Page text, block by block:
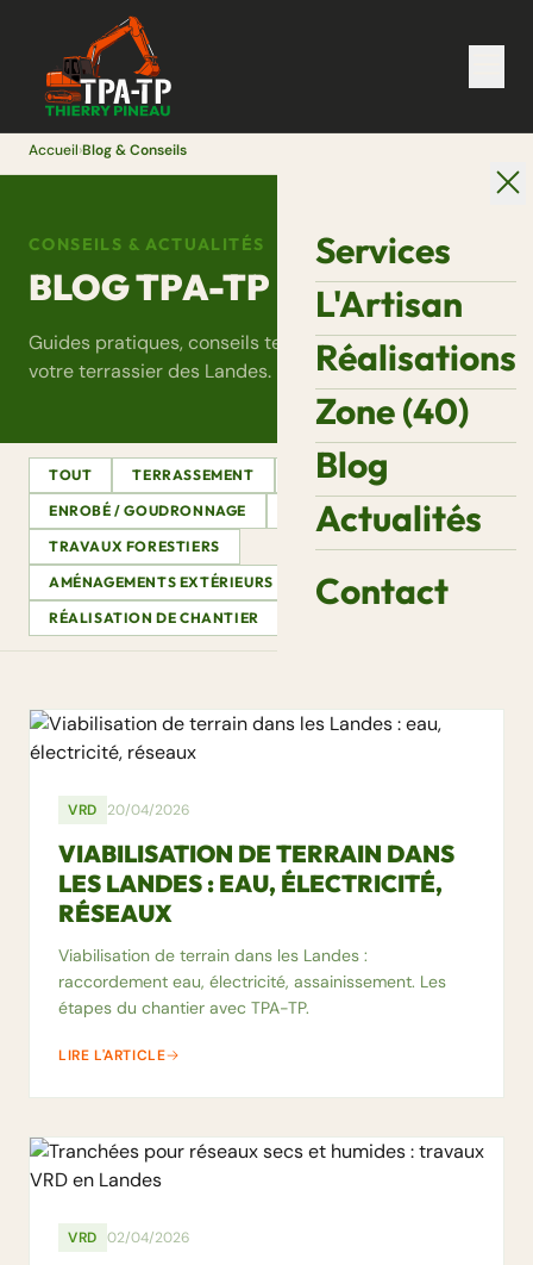
Services
L'Artisan
Réalisations
Zone (40)
Blog
Actualités
Contact
Accueil›Blog & Conseils
CONSEILS & ACTUALITÉS
BLOG TPA-TP
Guides pratiques, conseils terrain et actualités de
votre terrassier des Landes.
TOUT TERRASSEMENT
ASSAINISSEMENT
ENROBÉ / GOUDRONNAGE
DÉMOLITION
VRD
TRAVAUX FORESTIERS
AMÉNAGEMENTS EXTÉRIEURS
CONSEILS & GUIDES
RÉALISATION DE CHANTIER
VRD 20/04/2026
VIABILISATION DE TERRAIN DANS
LES LANDES : EAU, ÉLECTRICITÉ,
RÉSEAUX
Viabilisation de terrain dans les Landes :
raccordement eau, électricité, assainissement. Les
étapes du chantier avec TPA-TP.
LIRE L'ARTICLE
VRD 02/04/2026